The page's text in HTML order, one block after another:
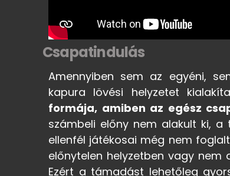
Csapatindulás
Amennyiben sem az egyéni,
kapura lövési helyzetet
formája, amiben az egész
számbeli előny nem alakult ki,
ellenfél játékosai még nem
előnytelen helyzetben vagy nem
Ezért a támadást lehetőleg